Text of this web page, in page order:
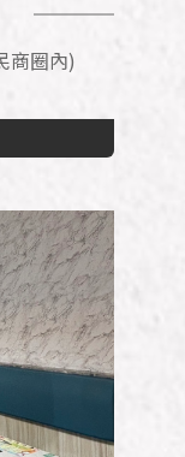
商圈內)